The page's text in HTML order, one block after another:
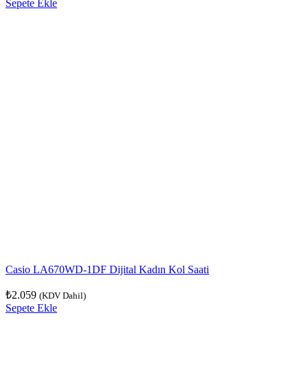
Sepete Ekle
Casio LA670WD-1DF Dijital Kadın Kol Saati
₺2.059 (KDV Dahil)
Sepete Ekle